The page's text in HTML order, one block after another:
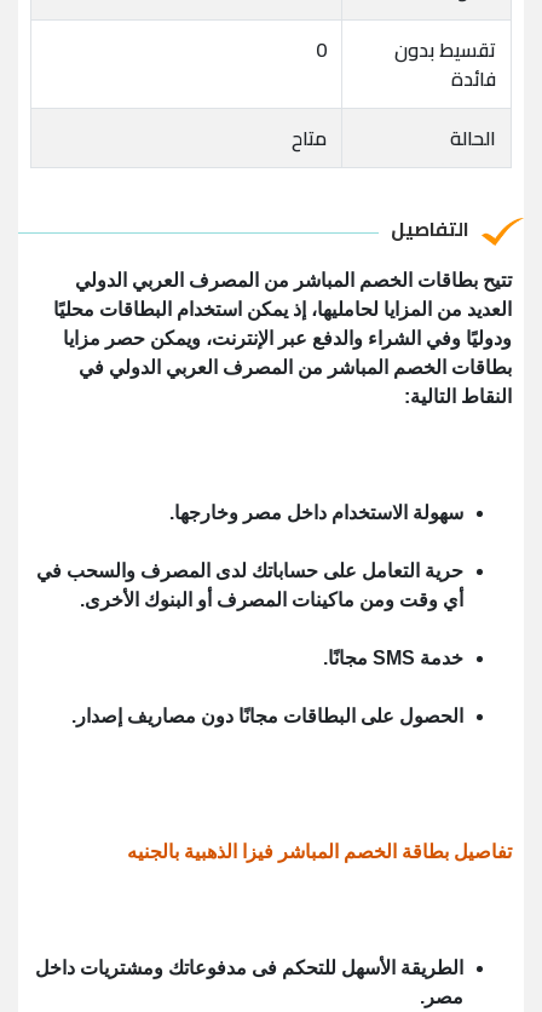
تقسيط بدون
فائدة
0
الحالة متاح
التفاصيل
تتيح بطاقات الخصم المباشر من المصرف العربي الدولي
العديد من المزايا لحامليها، إذ يمكن استخدام البطاقات محليًا
ودوليًا وفي الشراء والدفع عبر الإنترنت، ويمكن حصر مزايا
بطاقات الخصم المباشر من المصرف العربي الدولي في
النقاط التالية:
سهولة الاستخدام داخل مصر وخارجها.
حرية التعامل على حساباتك لدى المصرف والسحب في
أي وقت ومن ماكينات المصرف أو البنوك الأخرى.
خدمة SMS مجانًا.
الحصول على البطاقات مجانًا دون مصاريف إصدار.
تفاصيل بطاقة الخصم المباشر فيزا الذهبية بالجنيه
الطريقة الأسهل للتحكم فى مدفوعاتك ومشتريات داخل
مصر.